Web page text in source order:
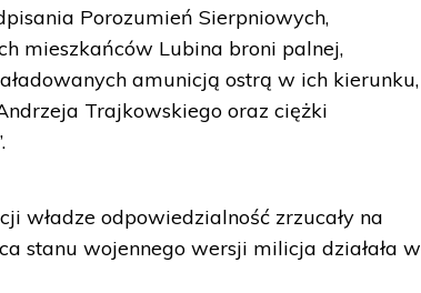
Porozumień Sierpniowych,
mieszkańców Lubina broni palnej,
amunicją ostrą w ich kierunku,
Trajkowskiego oraz ciężki
władze odpowiedzialność zrzucały na
stanu wojennego wersji milicja działała w